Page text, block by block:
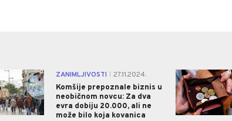
0 ZANIMLJIVOSTI
27.11.2024.
Komšije prepoznale biznis u
neobičnom novcu: Za dva
evra dobiju 20.000, ali ne
može bilo koja kovanica
0